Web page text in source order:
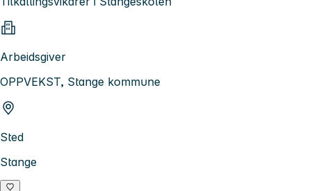
Arbeidsgiver
OPPVEKST, Stange kommune
Sted
Stange